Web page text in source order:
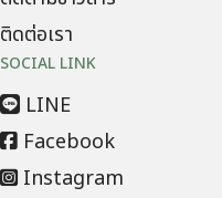
ติดต่อเรา
SOCIAL LINK
LINE
Facebook
Instagram